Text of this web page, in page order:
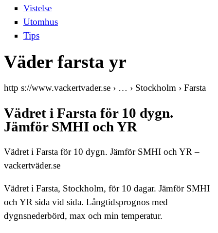
Vistelse
Utomhus
Tips
Väder farsta yr
http s://www.vackertvader.se › … › Stockholm › Farsta
Vädret i Farsta för 10 dygn.
Jämför SMHI och YR
Vädret i Farsta för 10 dygn. Jämför SMHI och YR –
vackertväder.se
Vädret i Farsta, Stockholm, för 10 dagar. Jämför SMHI
och YR sida vid sida. Långtidsprognos med
dygnsnederbörd, max och min temperatur.